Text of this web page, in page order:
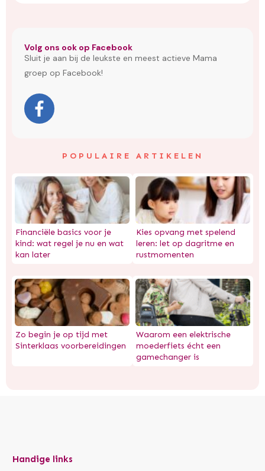
Volg ons ook op Facebook
Sluit je aan bij de leukste en meest actieve Mama
groep op Facebook!
POPULAIRE ARTIKELEN
Financiële basics voor je
kind: wat regel je nu en wat
kan later
Kies opvang met spelend
leren: let op dagritme en
rustmomenten
Zo begin je op tijd met
Sinterklaas voorbereidingen
Waarom een elektrische
moederfiets écht een
gamechanger is
Handige links